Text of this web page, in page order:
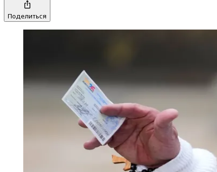
Поделиться